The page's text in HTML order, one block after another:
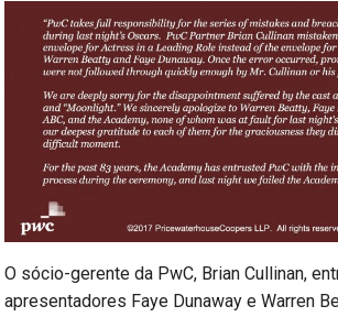
O sócio-gerente da PwC, Brian Cullinan,
apresentadores Faye Dunaway e Warren